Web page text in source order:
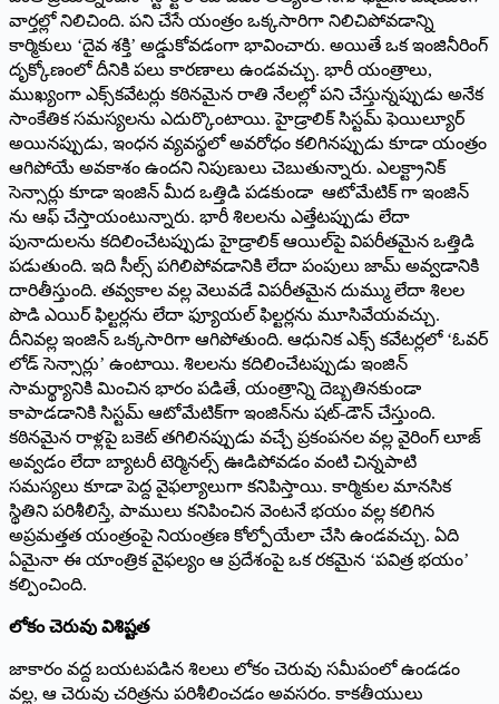
వార్తల్లో నిలిచింది. పని చేసే యంత్రం ఒక్కసారిగా నిలిచిపోవడాన్ని
కార్మికులు ‘దైవ శక్తి’ అడ్డుకోవడంగా భావించారు. అయితే ఒక ఇంజినీరింగ్
దృక్కోణంలో దీనికి పలు కారణాలు ఉండవచ్చు. భారీ యంత్రాలు,
ముఖ్యంగా ఎక్స్‌కవేటర్లు కఠినమైన రాతి నేలల్లో పని చేస్తున్నప్పుడు అనేక
సాంకేతిక సమస్యలను ఎదుర్కొంటాయి. హైడ్రాలిక్ సిస్టమ్ ఫెయిల్యూర్
అయినప్పుడు, ఇంధన వ్యవస్థలో అవరోధం కలిగినప్పుడు కూడా యంత్రం
ఆగిపోయే అవకాశం ఉందని నిపుణులు చెబుతున్నారు. ఎలక్ట్రానిక్
సెన్సార్లు కూడా ఇంజిన్ మీద ఒత్తిడి పడకుండా ఆటోమేటిక్ గా ఇంజిన్
ను ఆఫ్ చేస్తాయంటున్నారు. భారీ శిలలను ఎత్తేటప్పుడు లేదా
పునాదులను కదిలించేటప్పుడు హైడ్రాలిక్ ఆయిల్‌పై విపరీతమైన ఒత్తిడి
పడుతుంది. ఇది సీల్స్ పగిలిపోవడానికి లేదా పంపులు జామ్ అవ్వడానికి
దారితీస్తుంది. తవ్వకాల వల్ల వెలువడే విపరీతమైన దుమ్ము లేదా శిలల
పొడి ఎయిర్ ఫిల్టర్లను లేదా ఫ్యూయల్ ఫిల్టర్లను మూసివేయవచ్చు.
దీనివల్ల ఇంజిన్ ఒక్కసారిగా ఆగిపోతుంది. ఆధునిక ఎక్స్ కవేటర్లలో ‘ఓవర్
లోడ్ సెన్సార్లు’ ఉంటాయి. శిలలను కదిలించేటప్పుడు ఇంజిన్
సామర్థ్యానికి మించిన భారం పడితే, యంత్రాన్ని దెబ్బతినకుండా
కాపాడడానికి సిస్టమ్ ఆటోమేటిక్‌గా ఇంజిన్‌ను షట్-డౌన్ చేస్తుంది.
కఠినమైన రాళ్లపై బకెట్ తగిలినప్పుడు వచ్చే ప్రకంపనల వల్ల వైరింగ్ లూజ్
అవ్వడం లేదా బ్యాటరీ టెర్మినల్స్ ఊడిపోవడం వంటి చిన్నపాటి
సమస్యలు కూడా పెద్ద వైఫల్యాలుగా కనిపిస్తాయి. కార్మికుల మానసిక
స్థితిని పరిశీలిస్తే, పాములు కనిపించిన వెంటనే భయం వల్ల కలిగిన
అప్రమత్తత యంత్రంపై నియంత్రణ కోల్పోయేలా చేసి ఉండవచ్చు. ఏది
ఏమైనా ఈ యాంత్రిక వైఫల్యం ఆ ప్రదేశంపై ఒక రకమైన ‘పవిత్ర భయం’
కల్పించింది.
లోకం చెరువు విశిష్టత
జాకారం వద్ద బయటపడిన శిలలు లోకం చెరువు సమీపంలో ఉండడం
వల్ల, ఆ చెరువు చరిత్రను పరిశీలించడం అవసరం. కాకతీయులు